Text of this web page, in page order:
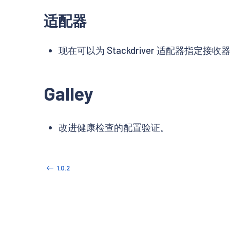
适配器
现在可以为 Stackdriver 适配器指定接收器
Galley
改进健康检查的配置验证。
1.0.2